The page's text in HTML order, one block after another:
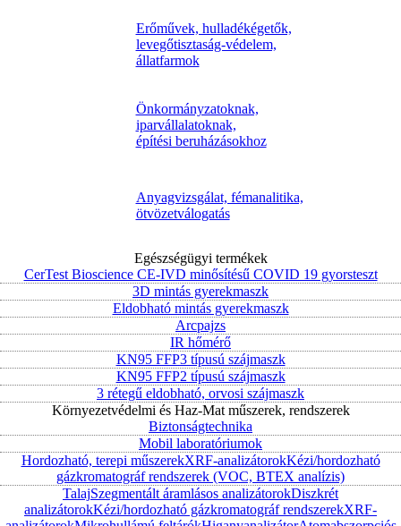
Erőművek, hulladékégetők,
levegőtisztaság-védelem,
állatfarmok
Önkormányzatoknak,
iparvállalatoknak,
építési beruházásokhoz
Anyagvizsgálat, fémanalitika,
ötvözetválogatás
Egészségügyi termékek
CerTest Bioscience CE-IVD minősítésű COVID 19 gyorsteszt
3D mintás gyerekmaszk
Eldobható mintás gyerekmaszk
Arcpajzs
IR hőmérő
KN95 FFP3 típusú szájmaszk
KN95 FFP2 típusú szájmaszk
3 rétegű eldobható, orvosi szájmaszk
Környezetvédelmi és Haz-Mat műszerek, rendszerek
Biztonságtechnika
Mobil laboratóriumok
Hordozható, terepi műszerekXRF-analizátorokKézi/hordozható
gázkromatográf rendszerek (VOC, BTEX analízis)
TalajSzegmentált áramlásos analizátorokDiszkrét
analizátorokKézi/hordozható gázkromatográf rendszerekXRF-